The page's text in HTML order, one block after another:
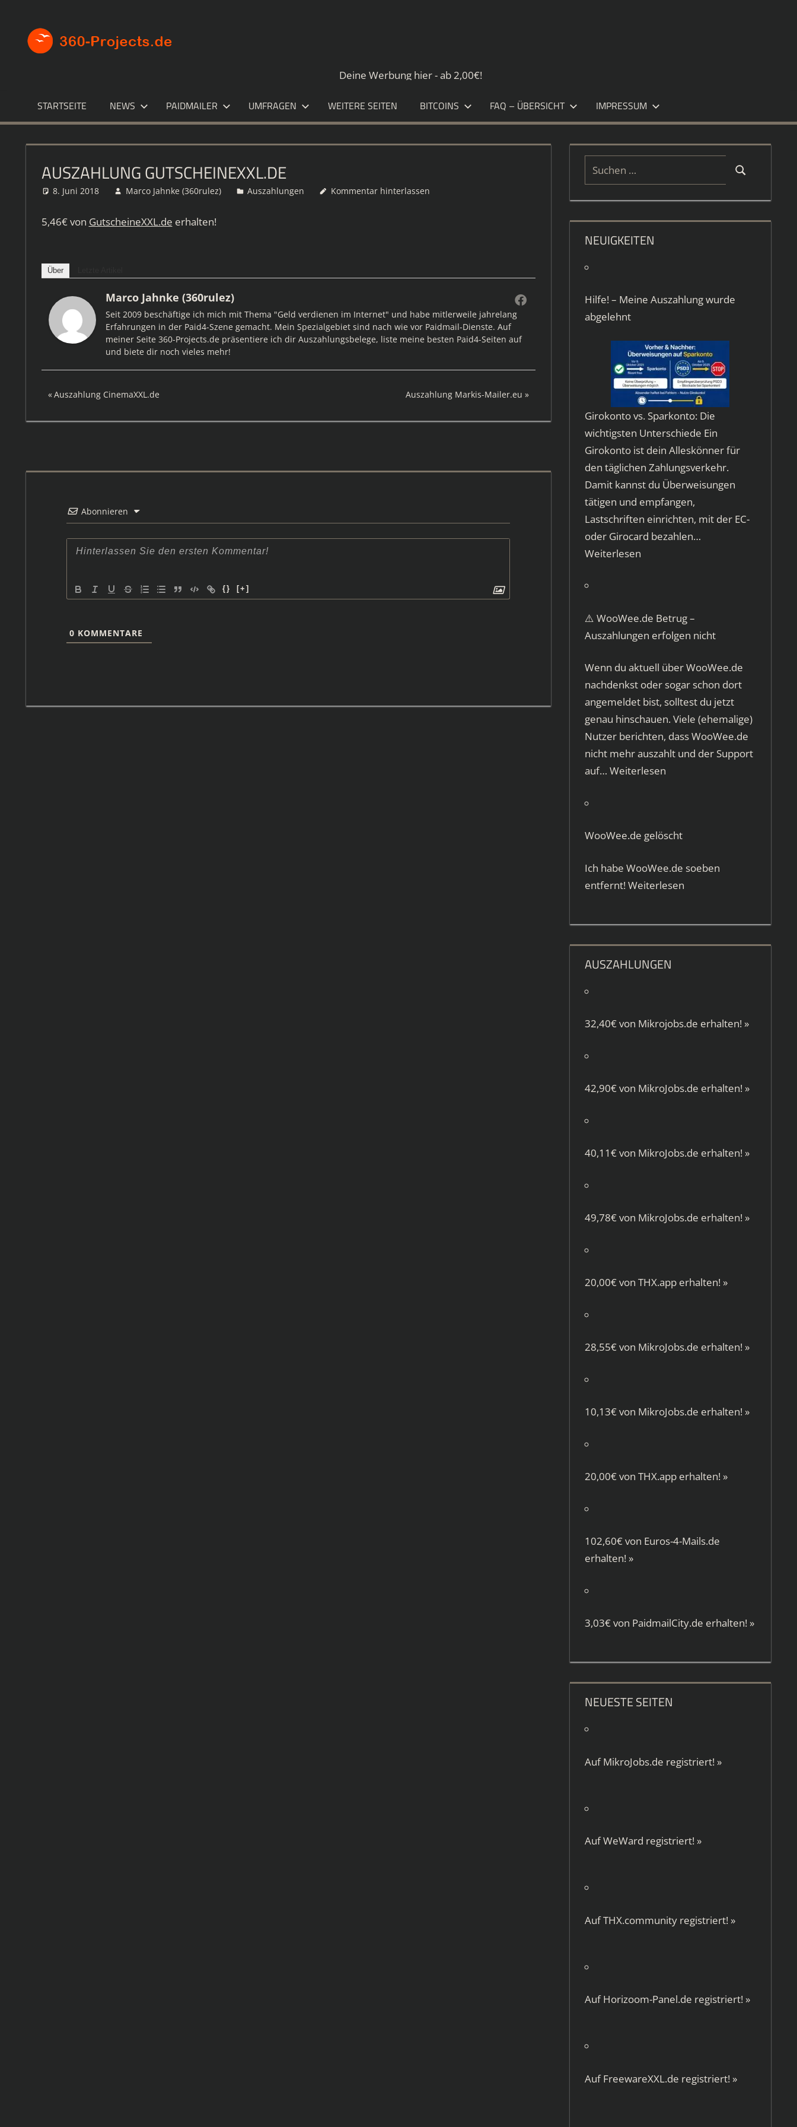
springen
Die
besten
Netz
Deine Werbung hier - ab 2,00€!
STARTSEITE NEWS PAIDMAILER UMFRAGEN WEITERE SEITEN BITCOINS FAQ – ÜBERSICHT IMPRESSUM
AUSZAHLUNG GUTSCHEINEXXL.DE
8. Juni 2018 Marco Jahnke (360rulez) Auszahlungen Kommentar hinterlassen
5,46€ von GutscheineXXL.de erhalten!
Über
Marco Jahnke (360rulez)
Seit 2009 beschäftige ich mich mit Thema "Geld verdienen im Internet" und habe mitlerweile jahrelang
Erfahrungen in der Paid4-Szene gemacht. Mein Spezialgebiet sind nach wie vor Paidmail-Dienste. Auf
meiner Seite 360-Projects.de präsentiere ich dir Auszahlungsbelege, liste meine besten Paid4-Seiten auf
und biete dir noch vieles mehr!
Beitragsnavigation
Vorheriger
Auszahlung CinemaXXL.de
Nächster
Auszahlung Markis-Mailer.eu
Abonnieren
{} [+]
0 KOMMENTARE
Suchen
nach:
Suchen
NEUIGKEITEN
Hilfe! – Meine Auszahlung wurde
abgelehnt
Girokonto vs. Sparkonto: Die
wichtigsten Unterschiede Ein
Girokonto ist dein Alleskönner für
den täglichen Zahlungsverkehr.
Damit kannst du Überweisungen
tätigen und empfangen,
Lastschriften einrichten, mit der EC-
oder Girocard bezahlen…
Weiterlesen
⚠️ WooWee.de Betrug –
Auszahlungen erfolgen nicht
Wenn du aktuell über WooWee.de
nachdenkst oder sogar schon dort
angemeldet bist, solltest du jetzt
genau hinschauen. Viele (ehemalige)
Nutzer berichten, dass WooWee.de
nicht mehr auszahlt und der Support
auf…Weiterlesen
WooWee.de gelöscht
Ich habe WooWee.de soeben
entfernt!Weiterlesen
AUSZAHLUNGEN
32,40€ von Mikrojobs.de erhalten! »
42,90€ von MikroJobs.de erhalten! »
40,11€ von MikroJobs.de erhalten! »
49,78€ von MikroJobs.de erhalten! »
20,00€ vonTHX.app erhalten! »
28,55€ von MikroJobs.de erhalten! »
10,13€ von MikroJobs.de erhalten! »
20,00€ vonTHX.app erhalten! »
102,60€ von Euros-4-Mails.de
erhalten! »
3,03€ von PaidmailCity.de erhalten! »
NEUESTE SEITEN
AufMikroJobs.de registriert! »
AufWeWard registriert! »
AufTHX.community registriert! »
AufHorizoom-Panel.de registriert! »
AufFreewareXXL.de registriert! »